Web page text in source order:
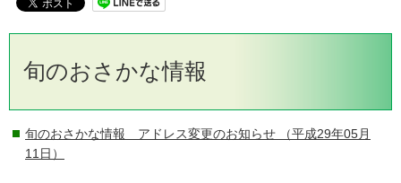
旬のおさかな情報
旬のおさかな情報 アドレス変更のお知らせ （平成29年05月
11日）